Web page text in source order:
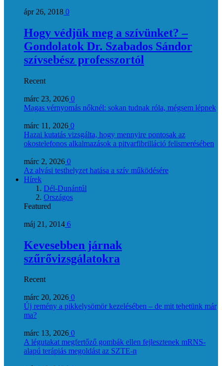
ápr 26, 2018 0
Hogy védjük meg a szívünket? –
Gondolatok Dr. Szabados Sándor
szívsebész professzortól
Recent
márc 23, 2026 0
Magas vérnyomás nőknél: sokan tudnak róla, mégsem lépnek
márc 11, 2026 0
Hazai kutatás vizsgálta, hogy mennyire pontosak az
okostelefonos alkalmazások a pitvarfibrilláció felismerésében
márc 2, 2026 0
Az alvási testhelyzet hatása a szív működésére
Hírek
Dél-Dunántúl
Országos
Featured
máj 21, 2014 6
Kevesebben járnak
szűrővizsgálatokra
Recent
márc 20, 2026 0
Új remény a pikkelysömör kezelésében – de mit tehetünk már
ma?
márc 13, 2026 0
A légutakat megfertőző gombák ellen fejlesztenek mRNS-
alapú terápiás megoldást az SZTE-n